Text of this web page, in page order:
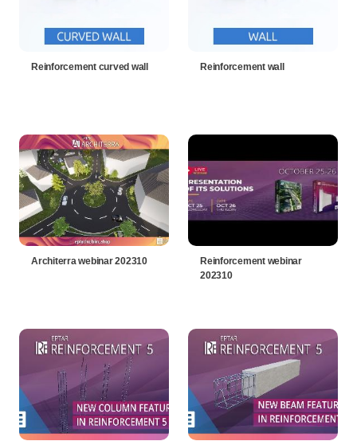
Reinforcement curved wall Reinforcement wall
Architerra webinar 202310
Reinforcement webinar
202310